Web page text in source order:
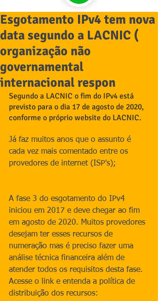
Esgotamento IPv4 tem nova
data segundo a LACNIC (
organização não
governamental
internacional respon
Segundo a LACNIC o fim do IPv4 está
previsto para o dia 17 de agosto de 2020,
conforme o próprio website do LACNIC.
Já faz muitos anos que o assunto é
cada vez mais comentado entre os
provedores de internet (ISP's);
A fase 3 do esgotamento do IPv4
iniciou em 2017 e deve chegar ao fim
em agosto de 2020. Muitos provedores
desejam ter esses recursos de
numeração mas é preciso fazer uma
análise técnica financeira além de
atender todos os requisitos desta fase.
Acesse o link e entenda a política de
distribuição dos recursos: